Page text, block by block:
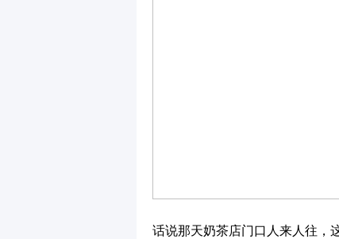
话说那天奶茶店门口人来人往，